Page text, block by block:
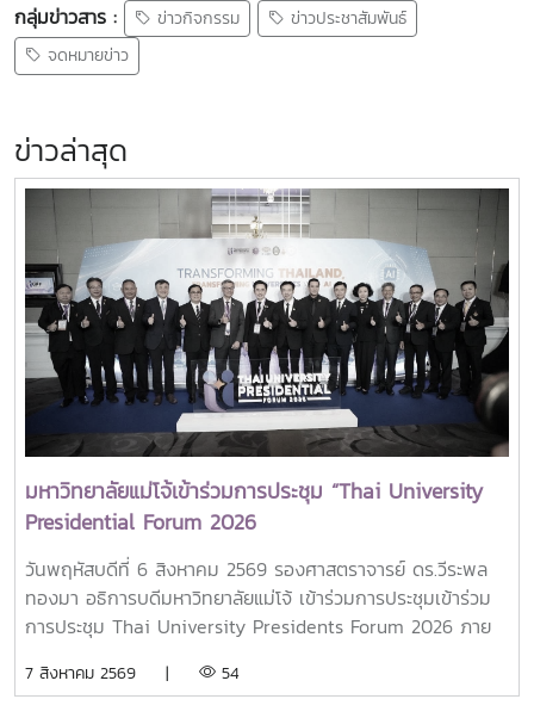
กลุ่มข่าวสาร : ข่าวกิจกรรม
ข่าวประชาสัมพันธ์
จดหมายข่าว
ข่าวล่าสุด
มหาวิทยาลัยแม่โจ้เข้าร่วมการประชุม “Thai University
Presidential Forum 2026
วันพฤหัสบดีที่ 6 สิงหาคม 2569 รองศาสตราจารย์ ดร.วีระพล
ทองมา อธิการบดีมหาวิทยาลัยแม่โจ้ เข้าร่วมการประชุมเข้าร่วม
การประชุม Thai University Presidents Forum 2026 ภาย
ได้รับเกียรติจาก ศาสตราจารย์ ดร.ยศชนัน วงศ์สวัสดิ์ รองนายก
7 สิงหาคม 2569 | 54